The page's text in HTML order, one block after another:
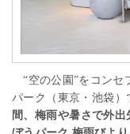
“空の公園”をコンセ
パーク（東京・池袋）
間、梅雨や暑さで外